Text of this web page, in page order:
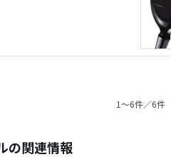
1〜6件／6件
の関連情報